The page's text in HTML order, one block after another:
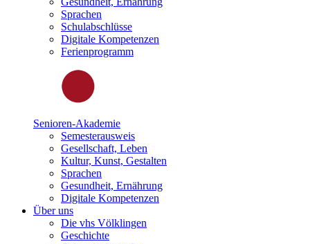
Sprachen
Schulabschlüsse
Digitale Kompetenzen
Ferienprogramm
Senioren-Akademie
Semesterausweis
Gesellschaft, Leben
Kultur, Kunst, Gestalten
Sprachen
Gesundheit, Ernährung
Digitale Kompetenzen
Über uns
Die vhs Völklingen
Geschichte